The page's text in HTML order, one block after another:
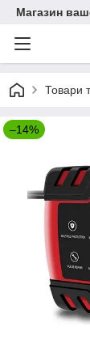
Магазин
Товари
–14%